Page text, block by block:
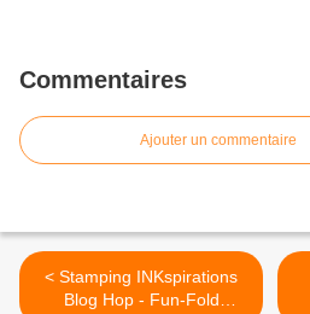
Commentaires
Ajouter un commentaire
< Stamping INKspirations
Blog Hop - Fun-Fold